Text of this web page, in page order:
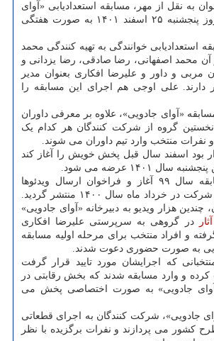
به نقل از مهر، مسابقه استعدادیابی «آوای
جادویی» از بامداد روز پنجشنبه ۲۵ اسفند ۱۴۰۱ به صورت هفتگی
استعدادیابی خوانندگی به تهیه کنندگی محمد
محمد اصفهانی، رضا صادقی، رضا یزدانی و
مربی و داور و علیرضا افکاری بعنوان مدیر
علی اوجی هم اجرای این مسابقه را
«آوای جادویی»، علاوه بر معرفی داوران
گروه از شرکت کنندگان هر کدام یک
نفرات منتخب وارد تیم داوران می شوند.
بود اسفند سال قبل پخش خویش را آغاز کند
۱۴۰۱ عرضه می شود.
پیش تولید این مسابقه سال ۹۹ آغاز و فراخوان ارسال ویدئوها
توسط علاقمندان به شرکت در خرداد ماه سال ۱۴۰۰ منتشر گردید.
چندین هزار ویدیو به دبیرخانه «آوای جادویی»
آثار
در گروهی به سرپرستی علیرضا افکاری
و افراد منتخب برای مرحله اولیه مسابقه
به صورت حضوری دعوت شدند.
که اجرایشان مورد تایید قرار گرفت
و وارد مسابقه شدند که بخش رقابتی در
جادویی» به صورت اختصاصی پخش می
جادویی»، شرکت کنندگان به اجرای قطعاتی
کشور می پردازند و نفرات برگزیده با نظر